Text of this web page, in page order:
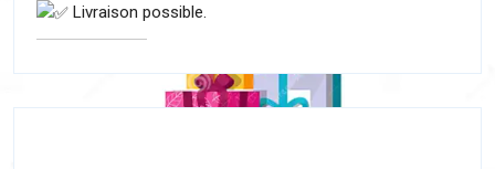
Livraison possible.